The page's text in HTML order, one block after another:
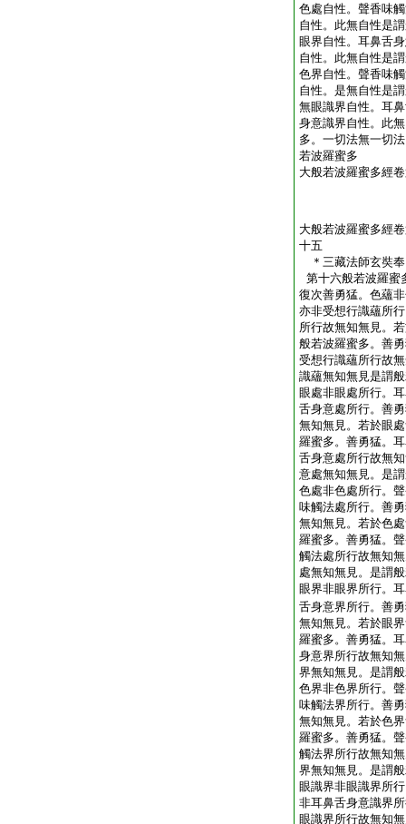
色處自性。聲香味
自性。此無自性是
眼界自性。耳鼻舌
自性。此無自性是
色界自性。聲香味
自性。是無自性是
無眼識界自性。耳
身意識界自性。此
多。一切法無一切
若波羅蜜多
大般若波羅蜜多經
大般若波羅蜜多經
十五
＊三藏法師玄
第十六般若波羅蜜
復次善勇猛。色蘊
亦非受想行識蘊所
所行故無知無見。
般若波羅蜜多。善
受想行識蘊所行故
識蘊無知無見是謂
眼處非眼處所行。
舌身意處所行。善
無知無見。若於眼
羅蜜多。善勇猛。
舌身意處所行故無
意處無知無見。是
色處非色處所行。
味觸法處所行。善
無知無見。若於色
羅蜜多。善勇猛。
觸法處所行故無知
處無知無見。是謂
眼界非眼界所行。
舌身意界所行。善
無知無見。若於眼
羅蜜多。善勇猛。
身意界所行故無知
界無知無見。是謂
色界非色界所行。
味觸法界所行。善
無知無見。若於色
羅蜜多。善勇猛。
觸法界所行故無知
界無知無見。是謂
眼識界非眼識界所
非耳鼻舌身意識界
眼識界所行故無知